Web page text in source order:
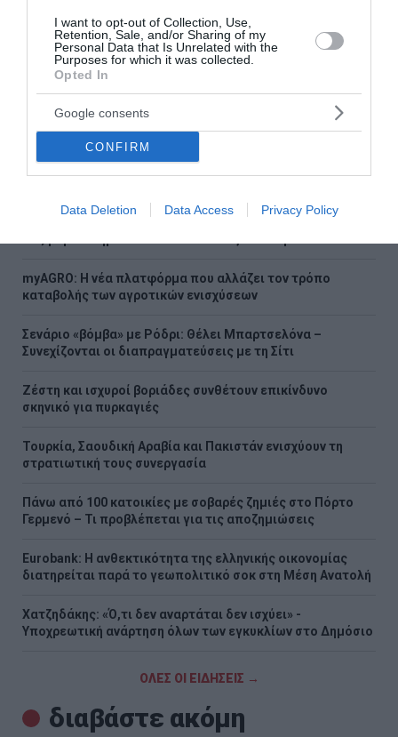
I want to opt-out of Collection, Use,
Retention, Sale, and/or Sharing of my
Personal Data that Is Unrelated with the
Purposes for which it was collected.
Opted In
Google consents
CONFIRM
Data Deletion Data Access Privacy Policy
Έβελυν Μητροπούλου: Ασημένιο μετάλλιο στο Παγκόσμιο
Greek Mafia: Συνελήφθη στη Γερμανία βασικός εκτελεστής
myAGRO: Η νέα πλατφόρμα που αλλάζει τον τρόπο
καταβολής των αγροτικών ενισχύσεων
Σενάριο «βόμβα» με Ρόδρι: Θέλει Μπαρτσελόνα –
Συνεχίζονται οι διαπραγματεύσεις με τη Σίτι
Ζέστη και ισχυροί βοριάδες συνθέτουν επικίνδυνο
σκηνικό για πυρκαγιές
Τουρκία, Σαουδική Αραβία και Πακιστάν ενισχύουν τη
στρατιωτική τους συνεργασία
Πάνω από 100 κατοικίες με σοβαρές ζημιές στο Πόρτο
Γερμενό – Τι προβλέπεται για τις αποζημιώσεις
Eurobank: Η ανθεκτικότητα της ελληνικής οικονομίας
διατηρείται παρά το γεωπολιτικό σοκ στη Μέση Ανατολή
Χατζηδάκης: «Ό,τι δεν αναρτάται δεν ισχύει» -
Υποχρεωτική ανάρτηση όλων των εγκυκλίων στο Δημόσιο
ΟΛΕΣ ΟΙ ΕΙΔΗΣΕΙΣ →
διαβάστε ακόμη